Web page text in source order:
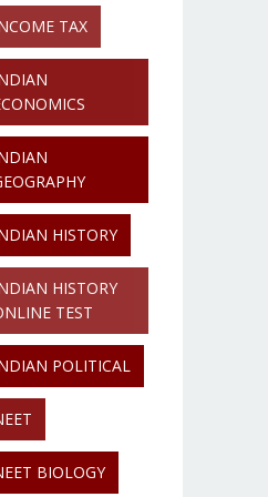
TAX
HISTORY
HISTORY
TEST
POLITICAL
BIOLOGY